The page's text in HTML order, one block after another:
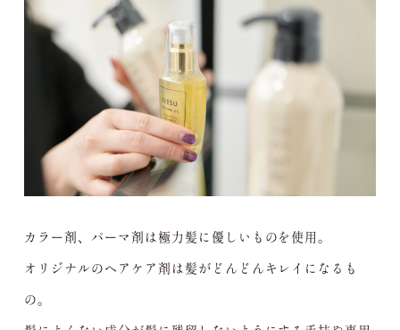
カラー剤、パーマ剤は極力髪に優しいものを使用。
オリジナルのヘアケア剤は髪がどんどんキレイになるも
の。